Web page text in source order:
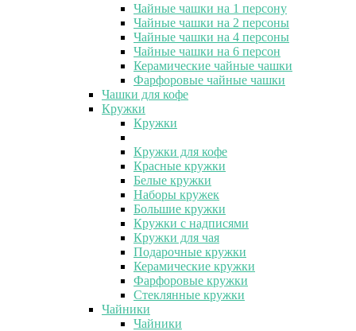
Чайные чашки на 1 персону
Чайные чашки на 2 персоны
Чайные чашки на 4 персоны
Чайные чашки на 6 персон
Керамические чайные чашки
Фарфоровые чайные чашки
Чашки для кофе
Кружки
Кружки
Кружки для кофе
Красные кружки
Белые кружки
Наборы кружек
Большие кружки
Кружки с надписями
Кружки для чая
Подарочные кружки
Керамические кружки
Фарфоровые кружки
Стеклянные кружки
Чайники
Чайники